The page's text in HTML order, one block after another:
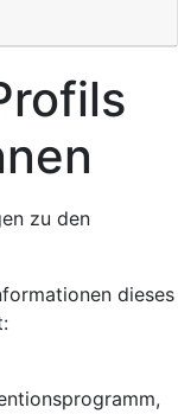
zu den
dieses